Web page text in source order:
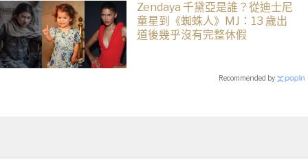
Zendaya 千黛亞是誰？從迪士尼
童星到《蜘蛛人》MJ：13 歲出
道後幾乎沒有完整休假
Recommended by